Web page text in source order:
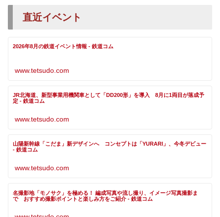
直近イベント
2026年8月の鉄道イベント情報 - 鉄道コム
www.tetsudo.com
JR北海道、新型事業用機関車として「DD200形」を導入 8月に1両目が落成予
定 - 鉄道コム
www.tetsudo.com
山陽新幹線「こだま」新デザインへ コンセプトは「YURARI」、今冬デビュー
- 鉄道コム
www.tetsudo.com
名撮影地「モノサク」を極める！ 編成写真や流し撮り、イメージ写真撮影ま
で おすすめ撮影ポイントと楽しみ方をご紹介 - 鉄道コム